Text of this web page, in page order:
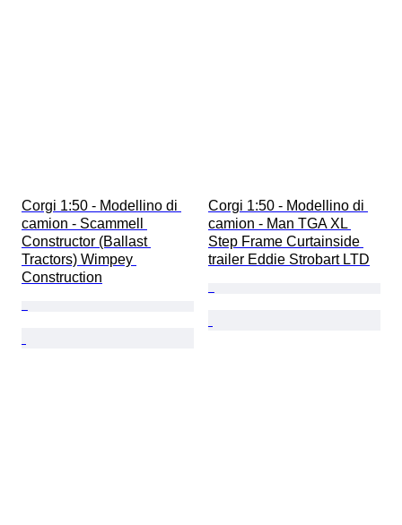
Corgi 1:50 - Modellino di
camion - Scammell
Constructor (Ballast
Tractors) Wimpey
Construction
Corgi 1:50 - Modellino di
camion - Man TGA XL
Step Frame Curtainside
trailer Eddie Strobart LTD